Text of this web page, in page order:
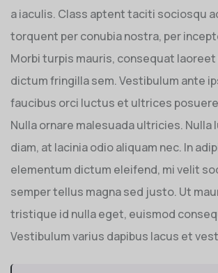
a iaculis. Class aptent taciti sociosqu
torquent per conubia nostra, per
Morbi turpis mauris, consequat
dictum fringilla sem. Vestibulum ante
faucibus orci luctus et ultrices
Nulla ornare malesuada ultricies. Nulla
diam, at lacinia odio aliquam nec. In
elementum dictum eleifend, mi velit
semper tellus magna sed justo. Ut
tristique id nulla eget, euismod
Vestibulum varius dapibus lacus et